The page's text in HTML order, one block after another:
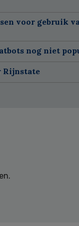
voor gebruik
nog niet
Rijnstate